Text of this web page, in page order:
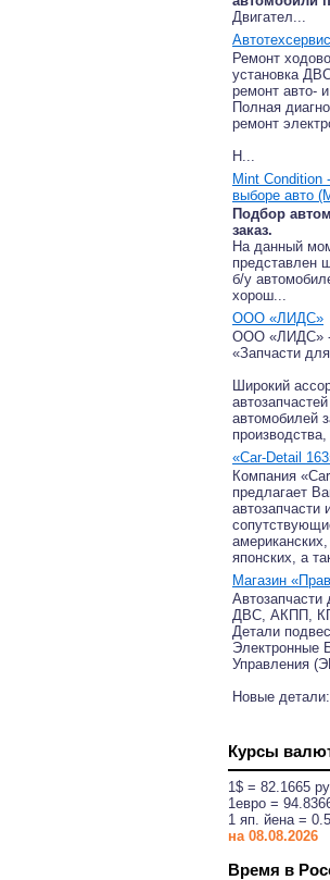
Двигател...
Ремонт
установка
ремонт авто-
Полная
ремонт
Н...
Mint
выборе авто
Подбор
заказ.
На данный
представлен
б/у
хорош...
ООО «ЛИДС»
ООО «ЛИДС» -
«Запчасти
Широкий
автомобилей
«Car-Detail
Компания
предлагает
автозапчасти
японских, а
Магазин
Автозапчасти
ДВС, АКПП,
Детали
Электронные
Управления
Новые
Курсы
1$ = 82.1665
1eвро =
1 яп. йена =
на 08.08.2026
Время в